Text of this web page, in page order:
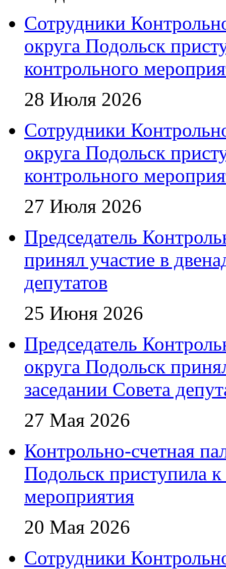
Сотрудники
округа Подольск
контрольного
28 Июля 2026
Сотрудники
округа Подольск
контрольного
27 Июля 2026
Председатель
принял участие в
депутатов
25 Июня 2026
Председатель
округа Подольск
заседании Совета
27 Мая 2026
Контрольно-счетная
Подольск приступила
мероприятия
20 Мая 2026
Сотрудники